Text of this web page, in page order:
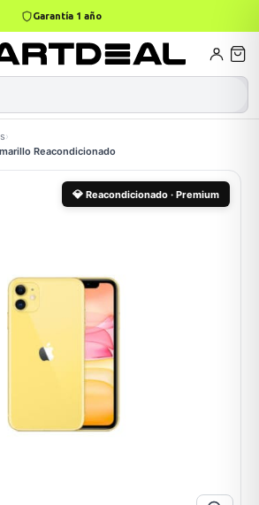
4,9 · +800 reseñas Google
›
Reacondicionado
💎 Reacondicionado · Premium